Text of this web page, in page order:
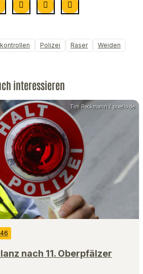
Polizei Raser Weiden
interessieren
Tim Reckmann / pixelio.de
nach 11. Oberpfälzer